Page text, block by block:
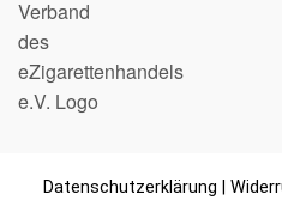
Datenschutzerklärung